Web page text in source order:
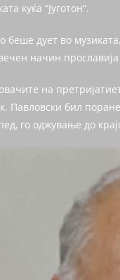
куќа “Југотон“.
беше дует во
начин
на
Павловски бил
го оджување до